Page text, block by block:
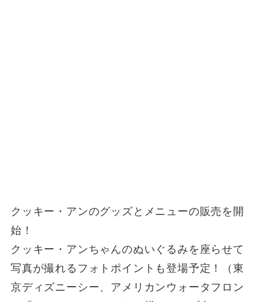
クッキー・アンのグッズとメニューの販売を開
始！
クッキー・アンちゃんのぬいぐるみを座らせて
写真が撮れるフォトポイントも登場予定！（東
京ディズニーシー、アメリカンウォータフロン